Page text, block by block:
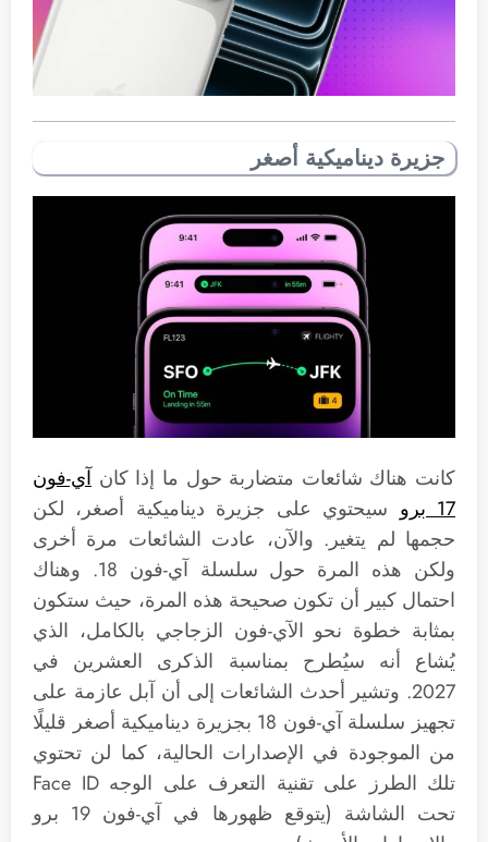
جزيرة ديناميكية أصغر
كانت هناك شائعات متضاربة حول ما إذا كانآي-فون
17 برو
سيحتوي على جزيرة ديناميكية أصغر، لكن
حجمها لم يتغير. والآن، عادت الشائعات مرة أخرى
ولكن هذه المرة حول سلسلة آي-فون 18. وهناك
احتمال كبير أن تكون صحيحة هذه المرة، حيث ستكون
بمثابة خطوة نحو الآي-فون الزجاجي بالكامل، الذي
يُشاع أنه سيُطرح بمناسبة الذكرى العشرين في
2027. وتشير أحدث الشائعات إلى أن آبل عازمة على
تجهيز سلسلة آي-فون 18 بجزيرة ديناميكية أصغر قليلًا
من الموجودة في الإصدارات الحالية، كما لن تحتوي
تلك الطرز على تقنية التعرف على الوجه Face ID
تحت الشاشة (يتوقع ظهورها في آي-فون 19 برو